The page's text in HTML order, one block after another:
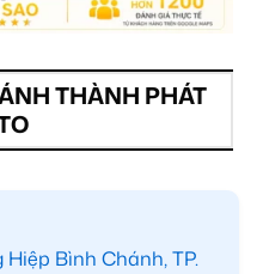
THÀNH PHÁT
Hiệp Bình Chánh, TP.